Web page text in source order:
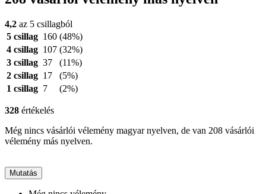
4,2 az 5 csillagból
5 csillag 160 (48%)
4 csillag 107 (32%)
3 csillag 37
(11%)
2 csillag 17
(5%)
1 csillag 7 (2%)
328 értékelés
Még nincs vásárlói vélemény magyar nyelven, de van 208 vásárlói
vélemény más nyelven.
Mutatás